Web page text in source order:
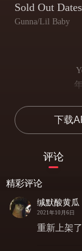
Sold Out
Gunna/Lil Baby
宝贝
我给
My
下载
评论
精彩评论
缄默酸黄瓜
2021年10月6日
重新上架